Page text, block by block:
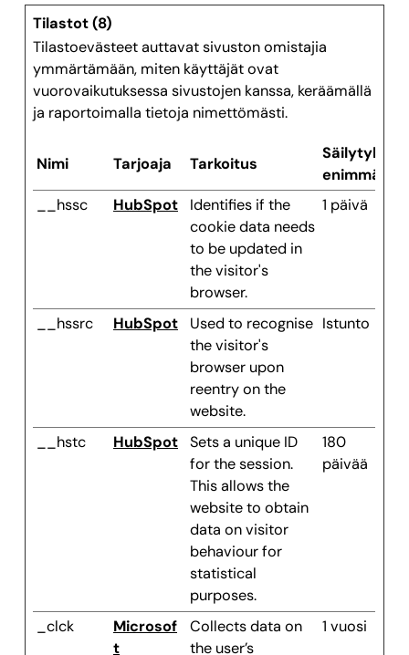
Tilastot (8)
Tilastoevästeet auttavat sivuston omistajia
ymmärtämään, miten käyttäjät ovat
vuorovaikutuksessa sivustojen kanssa, keräämällä
ja raportoimalla tietoja nimettömästi.
Nimi Tarjoaja Tarkoitus
Säilytyksen
__hssc
HubSpot
Identifies if the
cookie data needs
to be updated in
the visitor's
browser.
1 päivä
__hssrc HubSpot
Used to recognise
the visitor's
browser upon
reentry on the
website.
Istunto
__hstc HubSpot
Sets a unique ID
for the session.
This allows the
website to obtain
data on visitor
behaviour for
statistical
purposes.
180
päivää
_clck
Microsof
t
Collects data on
the user’s
1 vuosi